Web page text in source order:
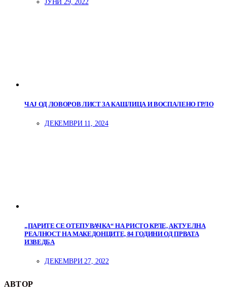
ЈУНИ 29, 2022
ЧАЈ ОД ЛОВОРОВ ЛИСТ ЗА КАШЛИЦА И ВОСПАЛЕНО ГРЛО
ДЕКЕМВРИ 11, 2024
„ПАРИТЕ СЕ ОТЕПУВАЧКА“ НА РИСТО КРЛЕ, АКТУЕЛНА
РЕАЛНОСТ НА МАКЕДОНЦИТЕ, 84 ГОДИНИ ОД ПРВАТА
ИЗВЕДБА
ДЕКЕМВРИ 27, 2022
АВТОР